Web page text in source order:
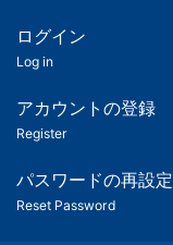
ツ
匿
名
ユ
ー
ログイン
Log in
アカウントの登録
Register
パスワードの再設定
Reset Password